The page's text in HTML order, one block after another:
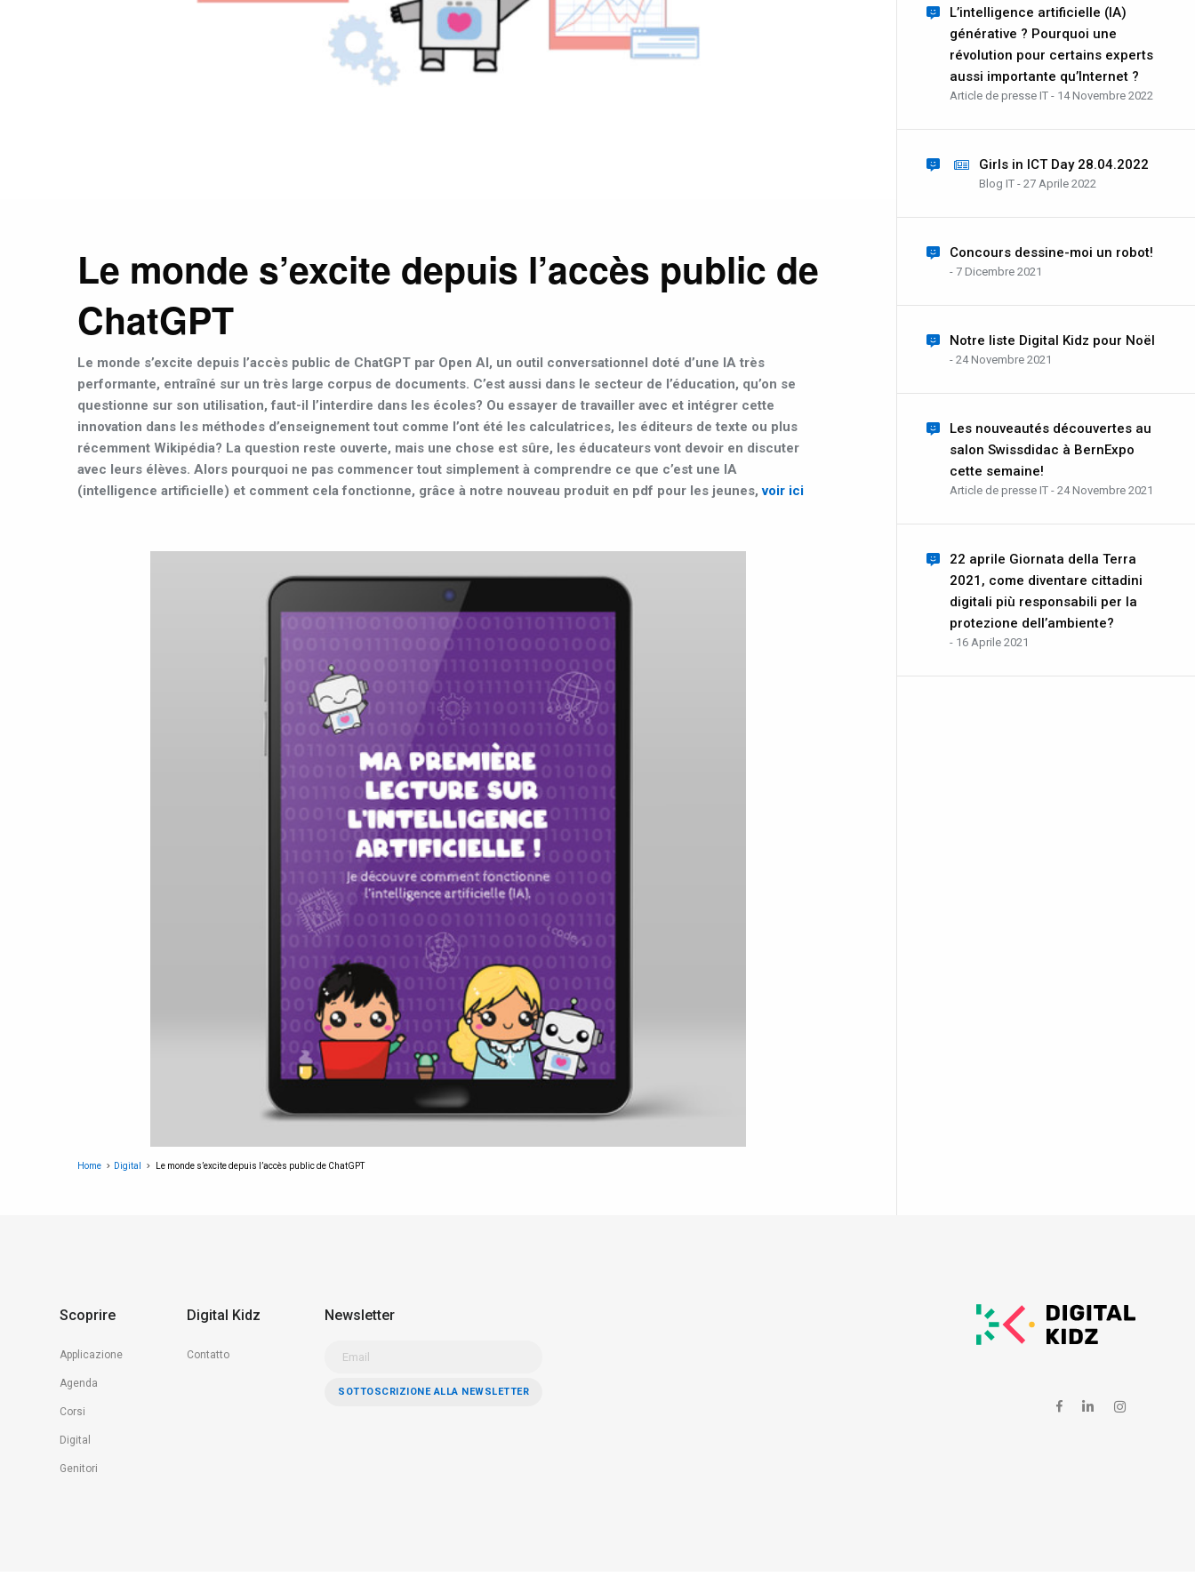
Le monde s’excite depuis l’accès public de
ChatGPT
Le monde s’excite depuis l’accès public de ChatGPT par Open AI, un outil conversationnel doté d’une IA très
performante, entraîné sur un très large corpus de documents. C’est aussi dans le secteur de l’éducation, qu’on se
questionne sur son utilisation, faut-il l’interdire dans les écoles? Ou essayer de travailler avec et intégrer cette
innovation dans les méthodes d’enseignement tout comme l’ont été les calculatrices, les éditeurs de texte ou plus
récemment Wikipédia? La question reste ouverte, mais une chose est sûre, les éducateurs vont devoir en discuter
avec leurs élèves. Alors pourquoi ne pas commencer tout simplement à comprendre ce que c’est une IA
(intelligence artificielle) et comment cela fonctionne, grâce à notre nouveau produit en pdf pour les jeunes,voir ici
Home Digital Le monde s’excite depuis l’accès public de ChatGPT
L’intelligence artificielle (IA)
générative ? Pourquoi une
révolution pour certains experts
aussi importante qu’Internet ?
Article de presse IT - 14 Novembre 2022
Girls in ICT Day 28.04.2022
Blog IT - 27 Aprile 2022
Concours dessine-moi un robot!
- 7 Dicembre 2021
Notre liste Digital Kidz pour Noël
- 24 Novembre 2021
Les nouveautés découvertes au
salon Swissdidac à BernExpo
cette semaine!
Article de presse IT - 24 Novembre 2021
22 aprile Giornata della Terra
2021, come diventare cittadini
digitali più responsabili per la
protezione dell’ambiente?
- 16 Aprile 2021
Scoprire
Applicazione
Agenda
Corsi
Digital
Genitori
Digital Kidz
Contatto
Newsletter